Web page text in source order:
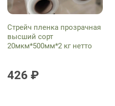
Стрейч пленка прозрачная
высший сорт
20мкм*500мм*2 кг нетто
426 ₽